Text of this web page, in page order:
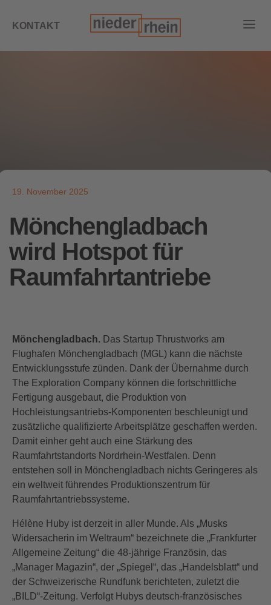
KONTAKT
19. November 2025
Mönchengladbach
wird Hotspot für
Raumfahrtantriebe
Mönchengladbach. Das Startup Thrustworks am
Flughafen Mönchengladbach (MGL) kann die nächste
Entwicklungsstufe zünden. Dank der Übernahme durch
The Exploration Company können die fortschrittliche
Fertigung ausgebaut, die Produktion von
Hochleistungsantriebs-Komponenten beschleunigt und
zusätzliche qualifizierte Arbeitsplätze geschaffen werden.
Damit einher geht auch eine Stärkung des
Raumfahrtstandorts Nordrhein-Westfalen. Denn
entstehen soll in Mönchengladbach nichts Geringeres als
ein weltweit führendes Produktionszentrum für
Raumfahrtantriebssysteme.
Hélène Huby ist derzeit in aller Munde. Als „Musks
Widersacherin im Weltraum“ bezeichnete die „Frankfurter
Allgemeine Zeitung“ die 48-jährige Französin, das
„Manager Magazin“, der „Spiegel“, das „Handelsblatt“ und
der Schweizerische Rundfunk berichteten, zuletzt die
„BILD“-Zeitung. Verfolgt Hubys deutsch-französisches